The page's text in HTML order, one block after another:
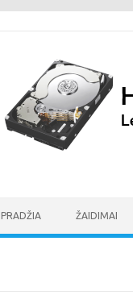
PRADŽIA ŽAIDIMAI